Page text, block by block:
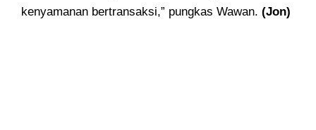
kenyamanan bertransaksi,” pungkas Wawan. (Jon)